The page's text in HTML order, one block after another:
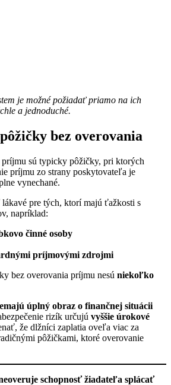
je možné požiadať priamo na ich
a jednoduché.
bez overovania
sú typicky pôžičky, pri ktorých
príjmu zo strany poskytovateľa je
vynechané.
pre tých, ktorí majú ťažkosti s
napríklad:
činné osoby
príjmovými zdrojmi
bez overovania príjmu nesú niekoľko
úplný obraz o finančnej situácii
rizík určujú vyššie úrokové
že dlžníci zaplatia oveľa viac za
pôžičkami, ktoré overovanie
schopnosť žiadateľa splácať